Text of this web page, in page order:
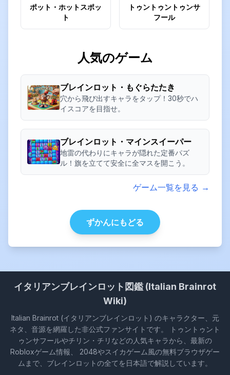
ポット・ホットスポッ
ト
トゥントゥントゥンサ
フール
人気のゲーム
ブレインロット・もぐらたたき
穴から飛び出すキャラをタップ！30秒でハ
イスコアを目指せ。
ブレインロット・マインスイーパー
地雷の代わりにキャラが隠れた定番パズ
ル！旗を立てて安全に全マスを開こう。
ゲーム一覧を見る →
ずかんにもどる
イタリアンブレインロット図鑑 (Italian Brainrot
Wiki)
Italian Brainrot (イタリアンブレインロット) のキャラクター、元
ネタ、音源を網羅した非公式ファンサイトです。 トゥントゥント
ゥンサフールやチリン・チリなどの人気キャラから、最新の
Robloxゲーム情報、 2048やスイカゲーム風の無料ブラウザゲー
ムまで、ブレインロットの全てを日本語で解説しています。